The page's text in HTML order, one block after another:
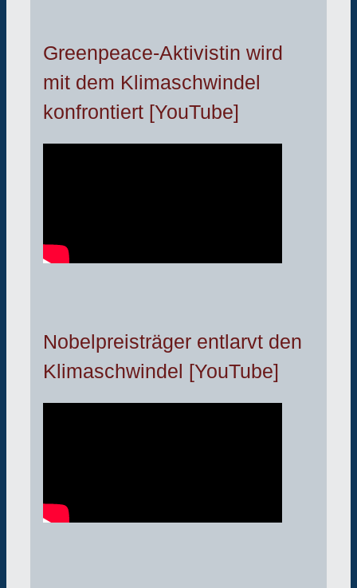
Greenpeace-Aktivistin wird
mit dem Klimaschwindel
konfrontiert [YouTube]
Nobelpreisträger entlarvt den
Klimaschwindel [YouTube]